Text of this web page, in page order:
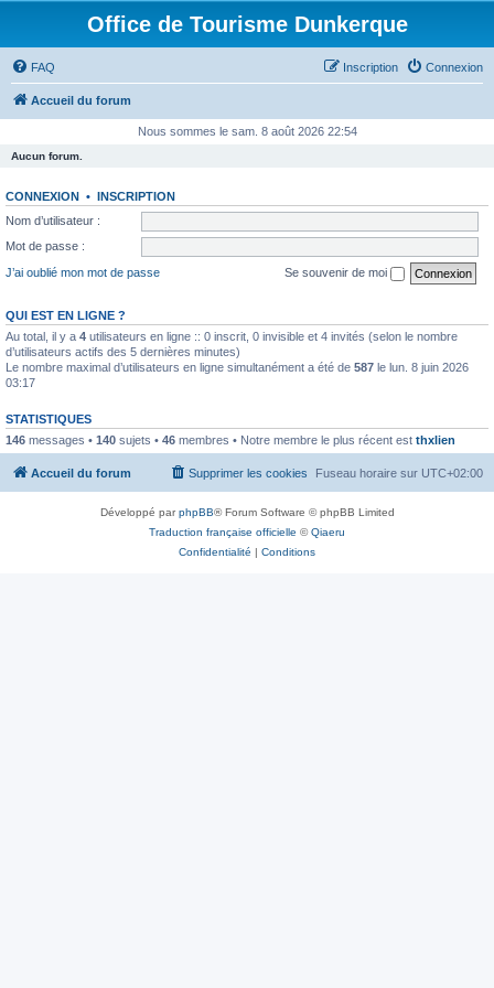
Office de Tourisme Dunkerque
FAQ Connexion
Inscription
Accueil du forum
Nous sommes le sam. 8 août 2026 22:54
Aucun forum.
CONNEXION • INSCRIPTION
Nom d’utilisateur :
Mot de passe :
J’ai oublié mon mot de passe
Se souvenir de moi
QUI EST EN LIGNE ?
Au total, il y a 4 utilisateurs en ligne :: 0 inscrit, 0 invisible et 4 invités (selon le nombre
d’utilisateurs actifs des 5 dernières minutes)
Le nombre maximal d’utilisateurs en ligne simultanément a été de 587 le lun. 8 juin 2026
03:17
STATISTIQUES
146 messages • 140 sujets • 46 membres • Notre membre le plus récent est thxlien
Accueil du forum Fuseau horaire sur UTC+02:00
Supprimer les cookies
Développé parphpBB® Forum Software © phpBB Limited
Traduction française officielle ©Qiaeru
Confidentialité | Conditions